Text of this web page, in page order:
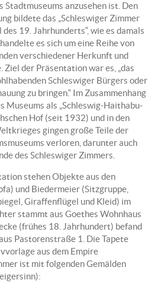
Stadtmuseums anzusehen ist. Den
bildete das „Schleswiger Zimmer
19. Jahrhunderts“, wie es damals
es sich um eine Reihe von
verschiedener Herkunft und
der Präsentation war es, „das
Schleswiger Bürgers oder
zu bringen.“ Im Zusammenhang
Museums als „Schleswig-Haithabu-
Hof (seit 1932) und in den
gingen große Teile der
verloren, darunter auch
des Schleswiger Zimmers.
stehen Objekte aus den
und Biedermeier (Sitzgruppe,
Giraffenflügel und Kleid) im
stammt aus Goethes Wohnhaus
(frühes 18. Jahrhundert) befand
Pastorenstraße 1. Die Tapete
aus dem Empire
ist mit folgenden Gemälden